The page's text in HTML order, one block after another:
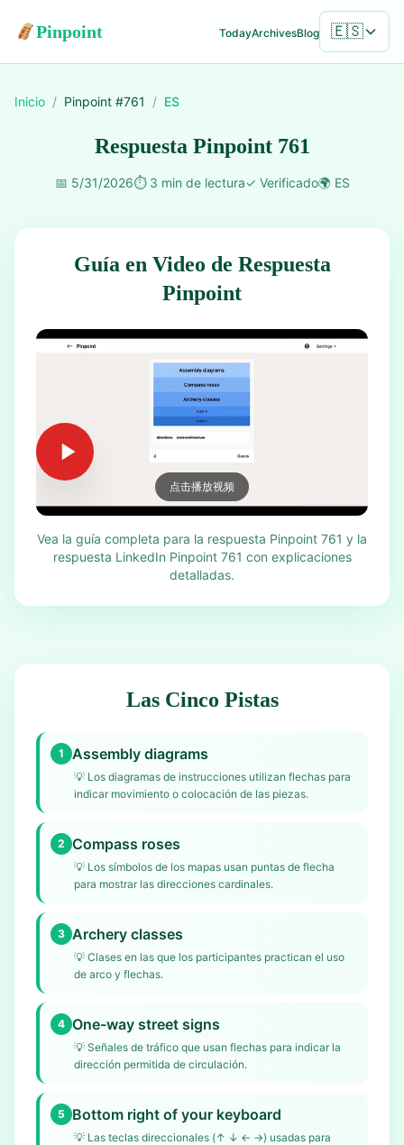
Pinpoint TodayArchivesBlog 🇪🇸
Inicio / Pinpoint #761 / ES
Respuesta Pinpoint 761
📅 5/31/2026⏱️ 3 min de lectura✓ Verificado🌍 ES
Guía en Video de Respuesta
Pinpoint
点击播放视频
Vea la guía completa para la respuesta Pinpoint 761 y la
respuesta LinkedIn Pinpoint 761 con explicaciones
detalladas.
Las Cinco Pistas
1 Assembly diagrams
💡 Los diagramas de instrucciones utilizan flechas para
indicar movimiento o colocación de las piezas.
2 Compass roses
💡 Los símbolos de los mapas usan puntas de flecha
para mostrar las direcciones cardinales.
3 Archery classes
💡 Clases en las que los participantes practican el uso
de arco y flechas.
4 One-way street signs
💡 Señales de tráfico que usan flechas para indicar la
dirección permitida de circulación.
5 Bottom right of your keyboard
💡 Las teclas direccionales (↑ ↓ ← →) usadas para